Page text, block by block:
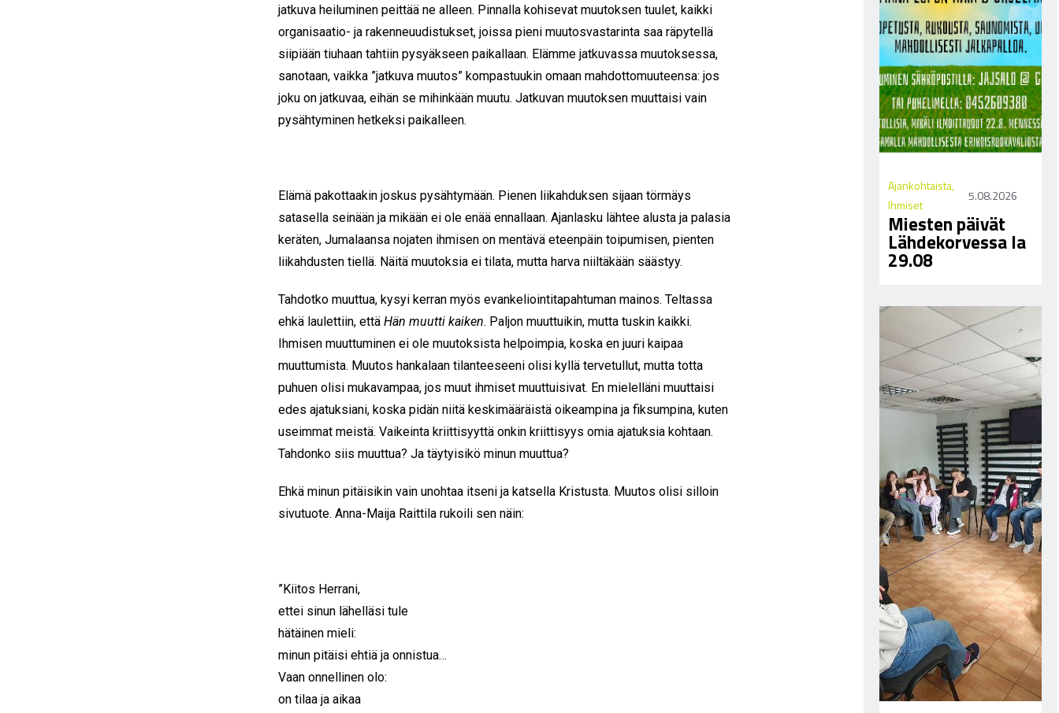
jatkuva heiluminen peittää ne alleen. Pinnalla kohisevat muutoksen tuulet, kaikki
organisaatio- ja rakenneuudistukset, joissa pieni muutosvastarinta saa räpytellä
siipiään tiuhaan tahtiin pysyäkseen paikallaan. Elämme jatkuvassa muutoksessa,
sanotaan, vaikka ”jatkuva muutos” kompastuukin omaan mahdottomuuteensa: jos
joku on jatkuvaa, eihän se mihinkään muutu. Jatkuvan muutoksen muuttaisi vain
pysähtyminen hetkeksi paikalleen.
Elämä pakottaakin joskus pysähtymään. Pienen liikahduksen sijaan törmäys
satasella seinään ja mikään ei ole enää ennallaan. Ajanlasku lähtee alusta ja palasia
keräten, Jumalaansa nojaten ihmisen on mentävä eteenpäin toipumisen, pienten
liikahdusten tiellä. Näitä muutoksia ei tilata, mutta harva niiltäkään säästyy.
Tahdotko muuttua, kysyi kerran myös evankeliointitapahtuman mainos. Teltassa
ehkä laulettiin, ettäHän muutti kaiken. Paljon muuttuikin, mutta tuskin kaikki.
Ihmisen muuttuminen ei ole muutoksista helpoimpia, koska en juuri kaipaa
muuttumista. Muutos hankalaan tilanteeseeni olisi kyllä tervetullut, mutta totta
puhuen olisi mukavampaa, jos muut ihmiset muuttuisivat. En mielelläni muuttaisi
edes ajatuksiani, koska pidän niitä keskimääräistä oikeampina ja fiksumpina, kuten
useimmat meistä. Vaikeinta kriittisyyttä onkin kriittisyys omia ajatuksia kohtaan.
Tahdonko siis muuttua? Ja täytyisikö minun muuttua?
Ehkä minun pitäisikin vain unohtaa itseni ja katsella Kristusta. Muutos olisi silloin
sivutuote. Anna-Maija Raittila rukoili sen näin:
”Kiitos Herrani,
ettei sinun lähelläsi tule
hätäinen mieli:
minun pitäisi ehtiä ja onnistua…
Vaan onnellinen olo:
on tilaa ja aikaa
Ajankohtaista,
Ihmiset
5.08.2026
Miesten päivät
Lähdekorvessa la
29.08